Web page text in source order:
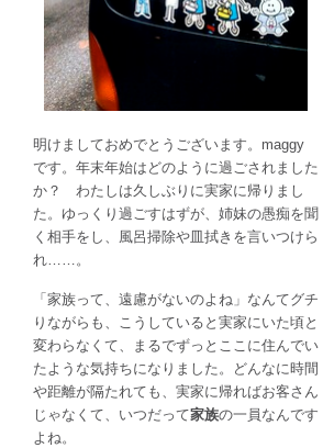
リ
ー)
「奴
隷」。
中
世
ロ
か
ら
変
化
し
た
明けましておめでとうございます。maggy
です。年末年始はどのように過ごされました
か？ わたしは久しぶりに実家に帰りまし
た。ゆっくり過ごすはずが、姉妹の愚痴を聞
く相手をし、風呂掃除や皿拭きを言いつけら
れ……。
「家族って、遠慮がないのよね」なんてグチ
りながらも、こうしていると実家にいた頃と
変わらなくて、まるでずっとここに住んでい
たような気持ちになりました。どんなに時間
や距離が隔たれても、実家に帰ればお客さん
じゃなくて、いつだって家族の一員なんです
よね。